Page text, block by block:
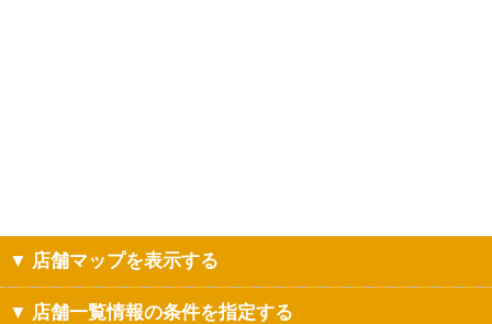
▼ 店舗マップを表示する
▼ 店舗一覧情報の条件を指定する